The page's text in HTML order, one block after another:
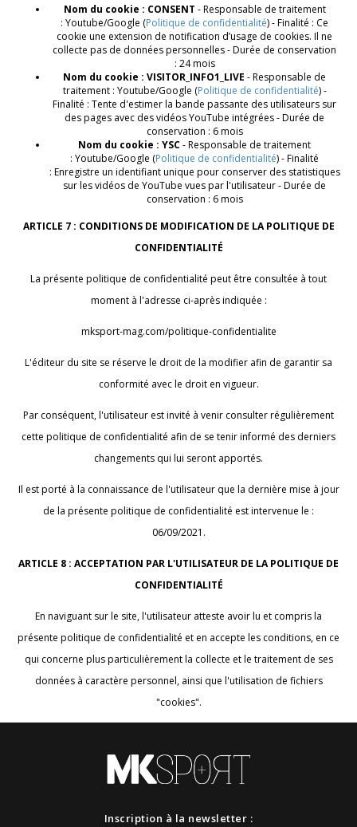
Nom du cookie : CONSENT - Responsable de traitement
: Youtube/Google (Politique de confidentialité) - Finalité : Ce
cookie une extension de notification d’usage de cookies. Il ne
collecte pas de données personnelles - Durée de conservation
: 24 mois
Nom du cookie : VISITOR_INFO1_LIVE - Responsable de
traitement : Youtube/Google (Politique de confidentialité) -
Finalité : Tente d'estimer la bande passante des utilisateurs sur
des pages avec des vidéos YouTube intégrées - Durée de
conservation : 6 mois
Nom du cookie : YSC- Responsable de traitement
: Youtube/Google (Politique de confidentialité) - Finalité
: Enregistre un identifiant unique pour conserver des statistiques
sur les vidéos de YouTube vues par l'utilisateur - Durée de
conservation : 6 mois
ARTICLE 7 : CONDITIONS DE MODIFICATION DE LA POLITIQUE DE
CONFIDENTIALITÉ
La présente politique de confidentialité peut être consultée à tout
moment à l'adresse ci-après indiquée :
mksport-mag.com/politique-confidentialite
L'éditeur du site se réserve le droit de la modifier afin de garantir sa
conformité avec le droit en vigueur.
Par conséquent, l'utilisateur est invité à venir consulter régulièrement
cette politique de confidentialité afin de se tenir informé des derniers
changements qui lui seront apportés.
Il est porté à la connaissance de l'utilisateur que la dernière mise à jour
de la présente politique de confidentialité est intervenue le :
06/09/2021.
ARTICLE 8 : ACCEPTATION PAR L'UTILISATEUR DE LA POLITIQUE DE
CONFIDENTIALITÉ
En naviguant sur le site, l'utilisateur atteste avoir lu et compris la
présente politique de confidentialité et en accepte les conditions, en ce
qui concerne plus particulièrement la collecte et le traitement de ses
données à caractère personnel, ainsi que l'utilisation de fichiers
"cookies".
Inscription à la newsletter :